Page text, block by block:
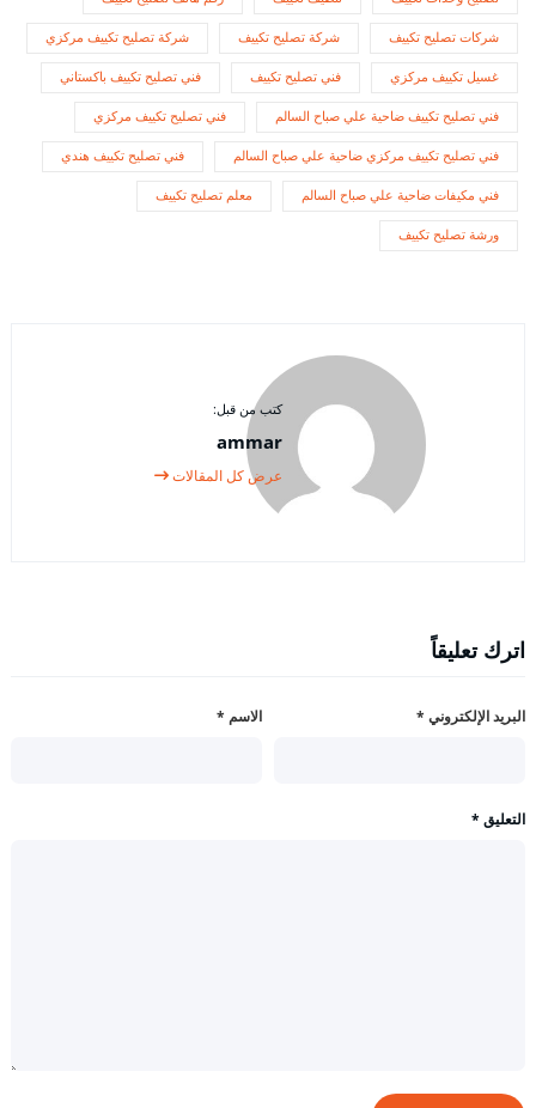
شركات تصليح تكييف شركة تصليح تكييف شركة تصليح تكييف مركزي
غسيل تكييف مركزي فني تصليح تكييف فني تصليح تكييف باكستاني
فني تصليح تكييف ضاحية علي صباح السالم فني تصليح تكييف مركزي
فني تصليح تكييف مركزي ضاحية علي صباح السالم فني تصليح تكييف هندي
فني مكيفات ضاحية علي صباح السالم معلم تصليح تكييف
ورشة تصليح تكييف
كتب من قبل:
ammar
عرض كل المقالات
اترك تعليقاً
الاسم * البريد الإلكتروني *
التعليق *